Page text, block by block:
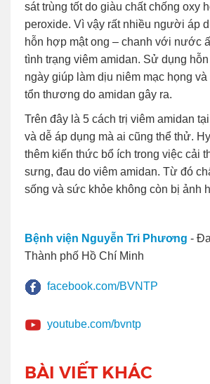
sát trùng tốt do giàu chất chống oxy
peroxide. Vì vậy rất nhiều người áp
hỗn hợp mật ong – chanh với nước
tình trạng viêm amidan. Sử dụng
ngày giúp làm dịu niêm mạc họng
tổn thương do amidan gây ra.
Trên đây là 5 cách trị viêm amidan
và dễ áp dụng mà ai cũng thể thử.
thêm kiến thức bổ ích trong việc cải
sưng, đau do viêm amidan. Từ đó
sống và sức khỏe không còn bị ảnh
Bệnh viện Nguyễn Tri Phương -
Thành phố Hồ Chí Minh
facebook.com/BVNTP
youtube.com/bvntp
BÀI VIẾT KHÁC